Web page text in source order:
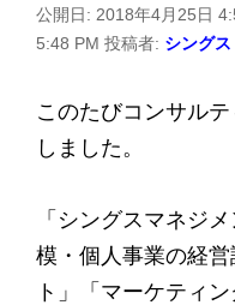
公開日: 2018年4月25日
5:48 PM 投稿者: シング
このたびコンサル
しました。
「シングスマネジ
模・個人事業の経
ト」「マーケティ